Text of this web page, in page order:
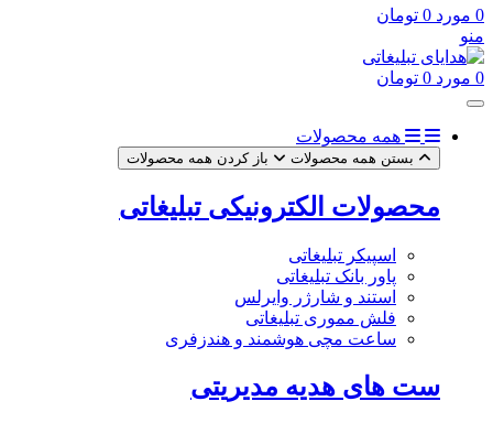
0 مورد 0 تومان
منو
0 مورد 0 تومان
همه محصولات
بستن همه محصولات باز کردن همه محصولات
محصولات الکترونیکی تبلیغاتی
اسپیکر تبلیغاتی
پاور بانک تبلیغاتی
استند و شارژر وایرلس
فلش مموری تبلیغاتی
ساعت مچی هوشمند و هندزفری
ست های هدیه مدیریتی